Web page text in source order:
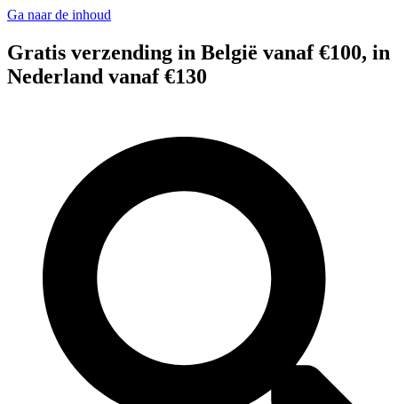
Ga naar de inhoud
Gratis verzending in België vanaf €100, in
Nederland vanaf €130